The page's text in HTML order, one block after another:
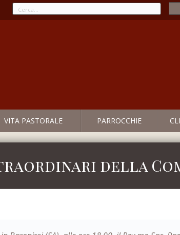
VITA PASTORALE PARROCCHIE
della